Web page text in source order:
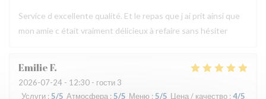
Service d excellente qualité. Et le repas que j ai prit ainsi que
mon amie c était vraiment délicieux à refaire sans hésiter
EmilieF
2026-07-24 - 12:30 - гости 3
Услуги :5/5 Атмосфера : 5/5 Меню : 5/5 Цена / качество : 4/5